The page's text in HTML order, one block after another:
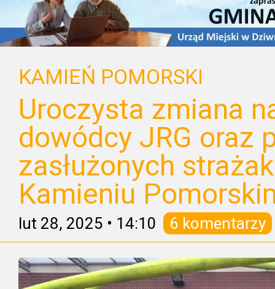
KAMIEŃ POMORSKI
Uroczysta zmiana
dowódcy JRG oraz
zasłużonych
Kamieniu
lut 28, 2025 • 14:10 6 komentarzy